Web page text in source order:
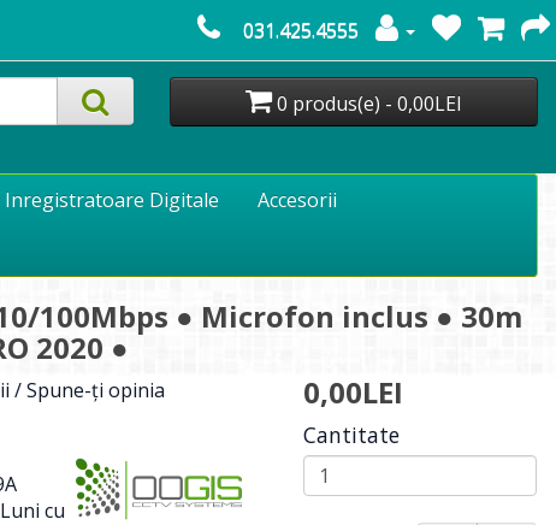
031.425.4555
0 produs(e) - 0,00LEI
Inregistratoare Digitale
Accesorii
100Mbps ● Microfon inclus ● 30m
2020 ●
/Spune-ţi opinia
cu
0,00LEI
Cantitate